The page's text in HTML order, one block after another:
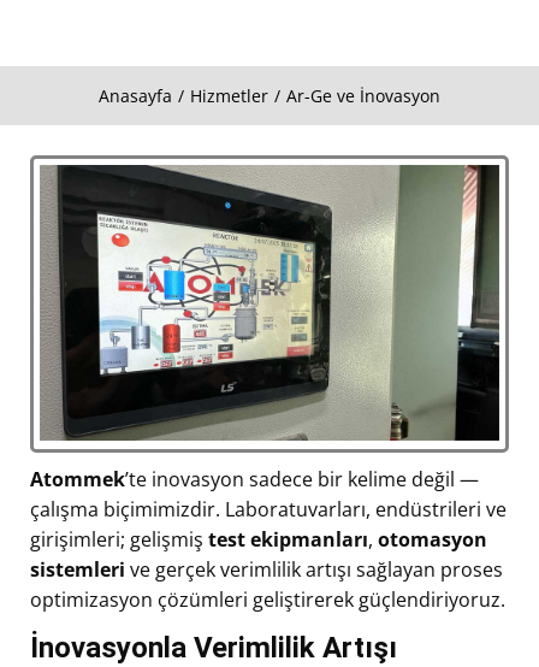
You are here:Anasayfa Hizmetler Ar-Ge ve İnovasyon
Atommek’te inovasyon sadece bir kelime değil —
çalışma biçimimizdir. Laboratuvarları, endüstrileri ve
girişimleri; gelişmiş test ekipmanları, otomasyon
sistemleri ve gerçek verimlilik artışı sağlayan proses
optimizasyon çözümleri geliştirerek güçlendiriyoruz.
İnovasyonla Verimlilik Artışı